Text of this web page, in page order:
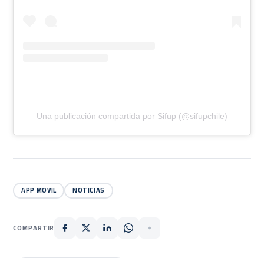
Una publicación compartida por Sifup (@sifupchile)
APP MOVIL NOTICIAS
COMPARTIR